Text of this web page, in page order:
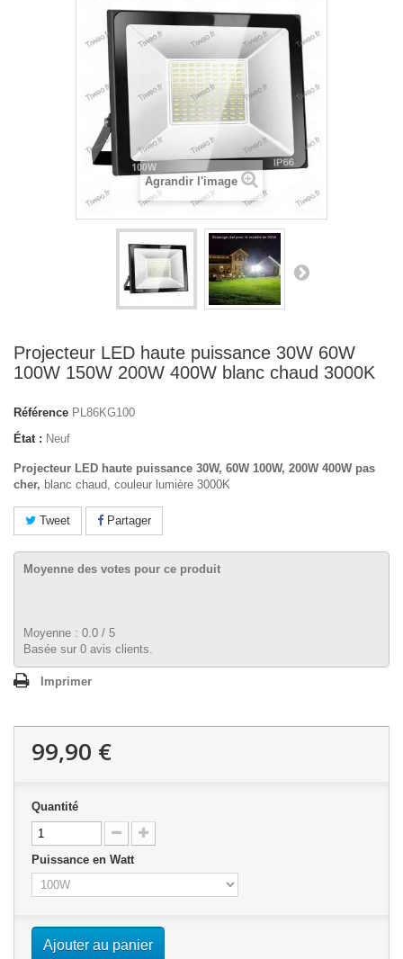
Agrandir l'image
Projecteur LED haute puissance 30W 60W
100W 150W 200W 400W blanc chaud 3000K
Référence PL86KG100
État : Neuf
Projecteur LED haute puissance 30W, 60W 100W, 200W 400W pas
cher, blanc chaud, couleur lumière 3000K
Tweet Partager
Moyenne des votes pour ce produit
Moyenne : 0.0 / 5
Basée sur 0 avis clients.
Imprimer
99,90 €
Quantité
Puissance en Watt
Ajouter au panier